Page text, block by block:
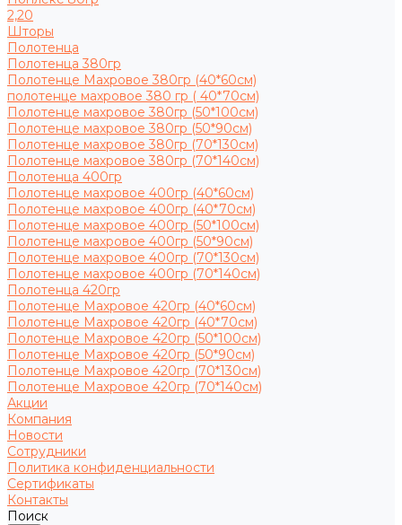
2,20
Шторы
Полотенца
Полотенца 380гр
Полотенце Махровое 380гр (40*60см)
полотенце махровое 380 гр ( 40*70см)
Полотенце махровое 380гр (50*100см)
Полотенце махровое 380гр (50*90см)
Полотенце махровое 380гр (70*130см)
Полотенце махровое 380гр (70*140см)
Полотенца 400гр
Полотенце махровое 400гр (40*60см)
Полотенце махровое 400гр (40*70см)
Полотенце махровое 400гр (50*100см)
Полотенце махровое 400гр (50*90см)
Полотенце махровое 400гр (70*130см)
Полотенце махровое 400гр (70*140см)
Полотенца 420гр
Полотенце Махровое 420гр (40*60см)
Полотенце Махровое 420гр (40*70см)
Полотенце Махровое 420гр (50*100см)
Полотенце Махровое 420гр (50*90см)
Полотенце Махровое 420гр (70*130см)
Полотенце Махровое 420гр (70*140см)
Акции
Компания
Новости
Сотрудники
Политика конфиденциальности
Сертификаты
Контакты
Поиск